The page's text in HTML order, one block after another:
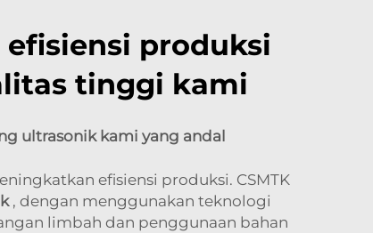
produksi
tinggi kami
ultrasonik kami yang andal
efisiensi produksi. CSMTK
, dengan menggunakan teknologi
limbah dan penggunaan bahan